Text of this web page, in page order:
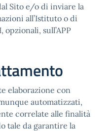
Sito e/o di inviare la
all’Istituto o di
sull’APP
elaborazione con
automatizzati,
correlate alle finalità
tale da garantire la